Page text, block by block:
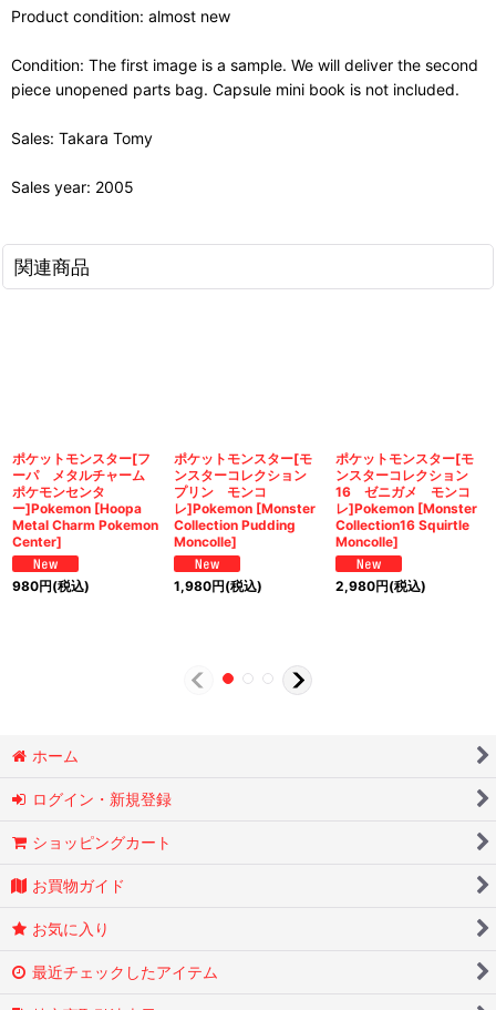
Product condition: almost new
Condition: The first image is a sample. We will deliver the second
piece unopened parts bag. Capsule mini book is not included.
Sales: Takara Tomy
Sales year: 2005
関連商品
ポケットモンスター[フ
ーパ メタルチャーム
ポケモンセンタ
ー]Pokemon [Hoopa
Metal Charm Pokemon
Center]
980円(税込)
ポケットモンスター[モ
ンスターコレクション
プリン モンコ
レ]Pokemon [Monster
Collection Pudding
Moncolle]
1,980円(税込)
ポケットモンスター[モ
ンスターコレクション
16 ゼニガメ モンコ
レ]Pokemon [Monster
Collection16 Squirtle
Moncolle]
2,980円(税込)
ホーム
ログイン・新規登録
ショッピングカート
お買物ガイド
お気に入り
最近チェックしたアイテム